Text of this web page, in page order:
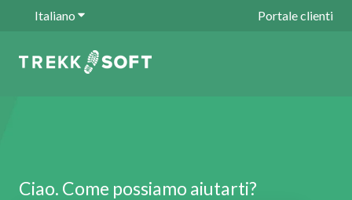
Italiano Mostra sottomenu per le traduzioniPortale clienti
Ciao. Come possiamo aiutarti?